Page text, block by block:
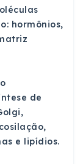
hormônios,
de
e lipídios.